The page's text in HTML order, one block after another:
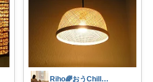
Riho🌈おうChill★グッズ